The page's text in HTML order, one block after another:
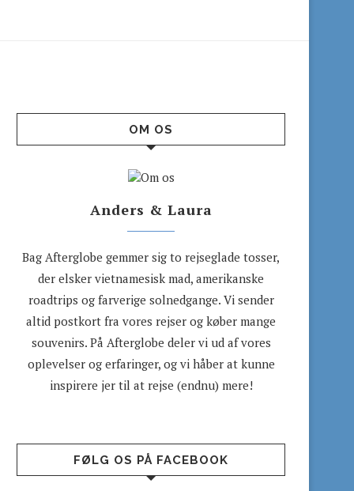
OM OS
Anders & Laura
Bag Afterglobe gemmer sig to rejseglade tosser,
der elsker vietnamesisk mad, amerikanske
roadtrips og farverige solnedgange. Vi sender
altid postkort fra vores rejser og køber mange
souvenirs. På Afterglobe deler vi ud af vores
oplevelser og erfaringer, og vi håber at kunne
inspirere jer til at rejse (endnu) mere!
FØLG OS PÅ FACEBOOK